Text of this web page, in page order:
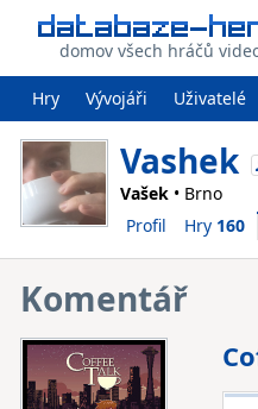
domov všech hráčů
Hry Vývojáři Uživatelé
Vashek
Vašek • Brno
Profil
Hry 160
Komentář